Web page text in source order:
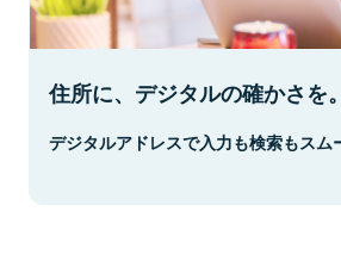
住所に、デジタルの確かさを。
デジタルアドレスで入力も検索もスム